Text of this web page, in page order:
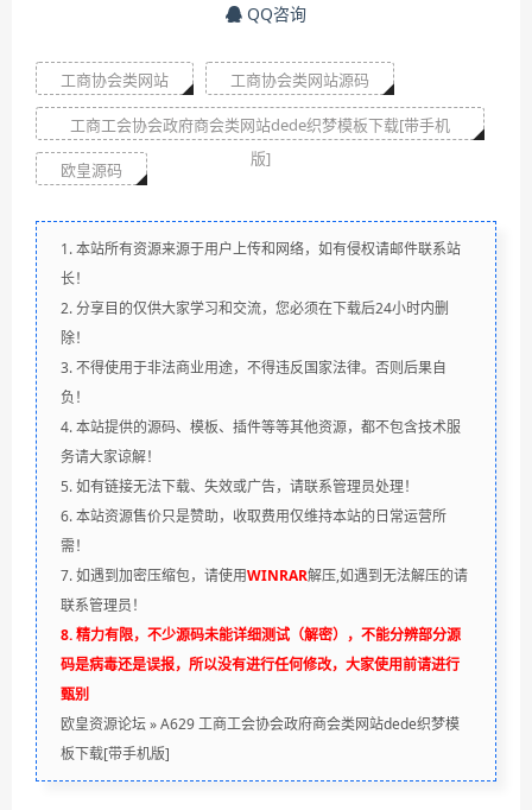
QQ咨询
工商协会类网站 工商协会类网站源码
工商工会协会政府商会类网站dede织梦模板下载[带手机
版]
欧皇源码
1. 本站所有资源来源于用户上传和网络，如有侵权请邮件联系站
长！
2. 分享目的仅供大家学习和交流，您必须在下载后24小时内删
除！
3. 不得使用于非法商业用途，不得违反国家法律。否则后果自
负！
4. 本站提供的源码、模板、插件等等其他资源，都不包含技术服
务请大家谅解！
5. 如有链接无法下载、失效或广告，请联系管理员处理！
6. 本站资源售价只是赞助，收取费用仅维持本站的日常运营所
需！
7. 如遇到加密压缩包，请使用WINRAR解压,如遇到无法解压的请
联系管理员！
8. 精力有限，不少源码未能详细测试（解密），不能分辨部分源
码是病毒还是误报，所以没有进行任何修改，大家使用前请进行
甄别
欧皇资源论坛»A629 工商工会协会政府商会类网站dede织梦模
板下载[带手机版]